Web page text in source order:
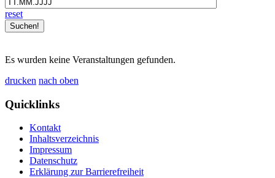
reset
Es wurden keine Veranstaltungen gefunden.
drucken nach oben
Quicklinks
Kontakt
Inhaltsverzeichnis
Impressum
Datenschutz
Erklärung zur Barrierefreiheit